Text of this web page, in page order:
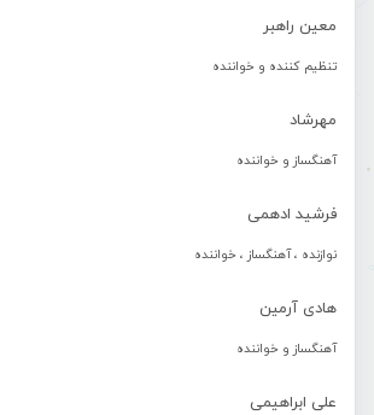
معین راهبر
تنظیم کننده و خواننده
مهرشاد
آهنگساز و خواننده
فرشید ادهمی
نوازنده ، آهنگساز ، خواننده
هادی آرمین
آهنگساز و خواننده
علی ابراهیمی